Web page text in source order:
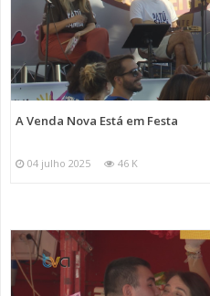
A Venda Nova Está em Festa
04 julho 2025 46 K